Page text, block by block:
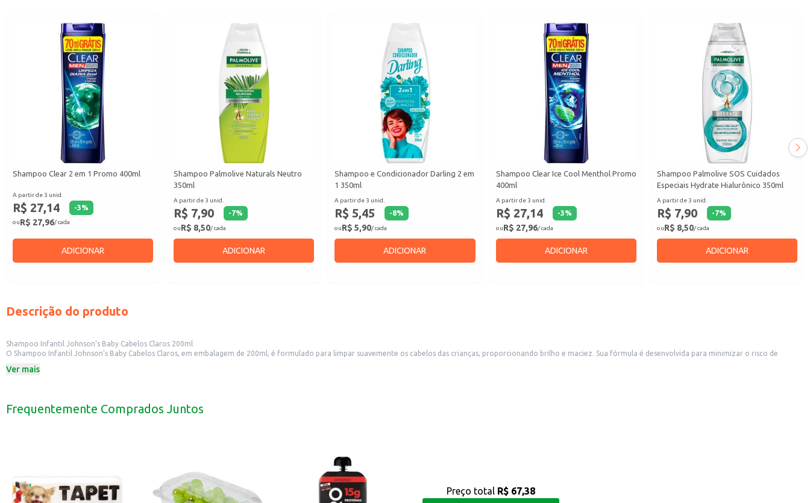
Shampoo Clear 2 em 1 Promo 400ml
A partir de 3 unid.
R$ 27,14 -3%
ouR$ 27,96/ cada
ADICIONAR
Shampoo Palmolive Naturals Neutro
350ml
A partir de 3 unid.
R$ 7,90 -7%
ouR$ 8,50/ cada
ADICIONAR
Shampoo e Condicionador Darling 2 em
1 350ml
A partir de 3 unid.
R$ 5,45 -8%
ouR$ 5,90/ cada
ADICIONAR
Shampoo Clear Ice Cool Menthol Promo
400ml
A partir de 3 unid.
R$ 27,14 -3%
ouR$ 27,96/ cada
ADICIONAR
Shampoo Palmolive SOS Cuidados
Especiais Hydrate Hialurônico 350ml
A partir de 3 unid.
R$ 7,90 -7%
ouR$ 8,50/ cada
ADICIONAR
Descrição do produto
Shampoo Infantil Johnson’s Baby Cabelos Claros 200ml
O Shampoo Infantil Johnson’s Baby Cabelos Claros, em embalagem de 200ml, é formulado para limpar suavemente os cabelos das crianças, proporcionando brilho e maciez. Sua fórmula é desenvolvida para minimizar o risco de
Este shampoo é ideal para:
Dicas de Uso:
Ver mais
Frequentemente Comprados Juntos
Preço total R$ 67,38